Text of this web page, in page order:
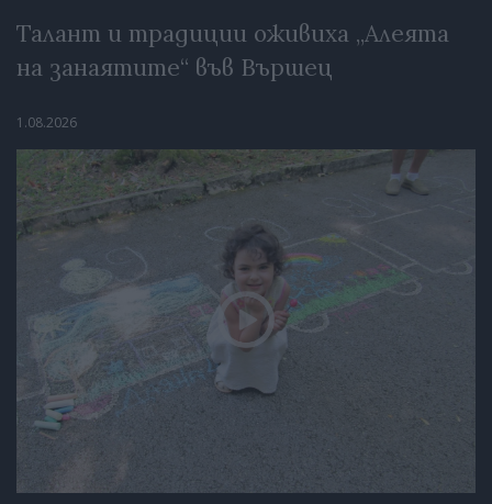
Талант и традиции оживиха „Алеята
на занаятите“ във Вършец
1.08.2026